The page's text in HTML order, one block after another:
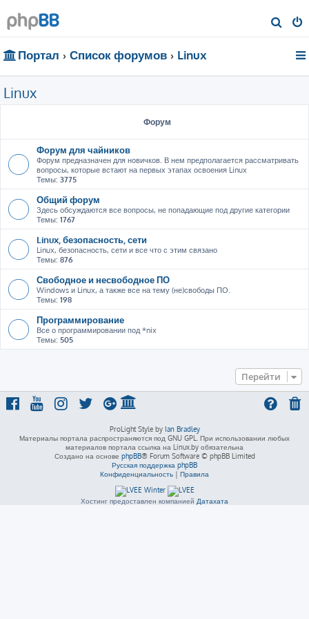
о
Портал Список форумов Linux
Linux
Форум
Форум для чайников
Форум предназначен для новичков. В нем предполагается рассматривать
вопросы, которые встают на первых этапах освоения Linux
Темы: 3775
Общий форум
Здесь обсуждаются все вопросы, не попадающие под другие категории
Темы: 1767
Linux, безопасность, сети
Linux, безопасность, сети и все что с этим связано
Темы: 876
Свободное и несвободное ПО
Windows и Linux, а также все на тему (не)свободы ПО.
Темы: 198
Программирование
Все о программировании под *nix
Темы: 505
Перейти
ProLight Style by Ian Bradley
Материалы портала распространяются под GNU GPL. При использовании любых
материалов портала ссылка на Linux.by обязательна
Создано на основе phpBB® Forum Software © phpBB Limited
Русская поддержка phpBB
Конфиденциальность | Правила
Хостинг предоставлен компанией Датахата